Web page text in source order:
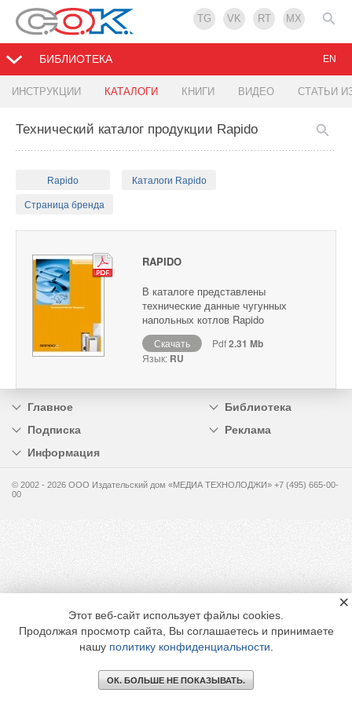
TG VK RT MX
БИБЛИОТЕКА
ИНСТРУКЦИИ КАТАЛОГИ КНИГИ ВИДЕО СТАТЬИ
EN
Технический каталог продукции Rapido
Rapido Каталоги Rapido
Страница бренда
RAPIDO
В каталоге представлены
технические данные чугунных
напольных котлов Rapido
Скачать Pdf2.31 Mb
Язык: RU
Главное
Библиотека
Подписка
Реклама
Информация
© 2002 - 2026 OOO Издательский дом «МЕДИА ТЕХНОЛОДЖИ» +7 (495) 665-00-
00
Этот веб-сайт использует файлы cookies.
Продолжая просмотр сайта, Вы соглашаетесь и принимаете
нашу политику конфиденциальности
ОК. БОЛЬШЕ НЕ ПОКАЗЫВАТЬ.
×